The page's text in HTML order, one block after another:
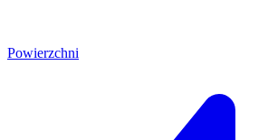
Powierzchni